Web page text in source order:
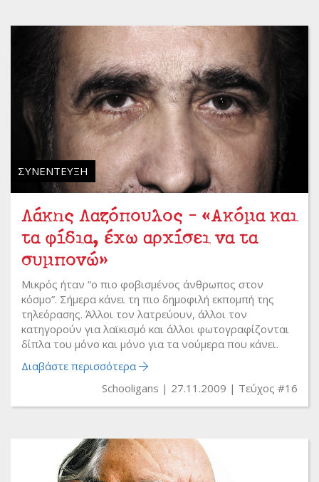
ΣΥΝΈΝΤΕΥΞΗ
Λάκης Λαζόπουλος - «Ακόμα και
τα φίδια, έχω αρχίσει να τα
συμπονώ»
Μικρός ήταν “ο πιο φοβισμένος άνθρωπος στον
κόσμο”. Σήμερα κάνει τη πιο δημοφιλή εκπομπή της
τηλεόρασης. Άλλοι τον λατρεύουν, άλλοι τον
κατηγορούν για λαϊκισμό και άλλοι φωτογραφίζονται
δίπλα του μόνο και μόνο για τα νούμερα που κάνει.
Διαβάστε περισσότερα
Schooligans
27.11.2009 Τεύχος #16